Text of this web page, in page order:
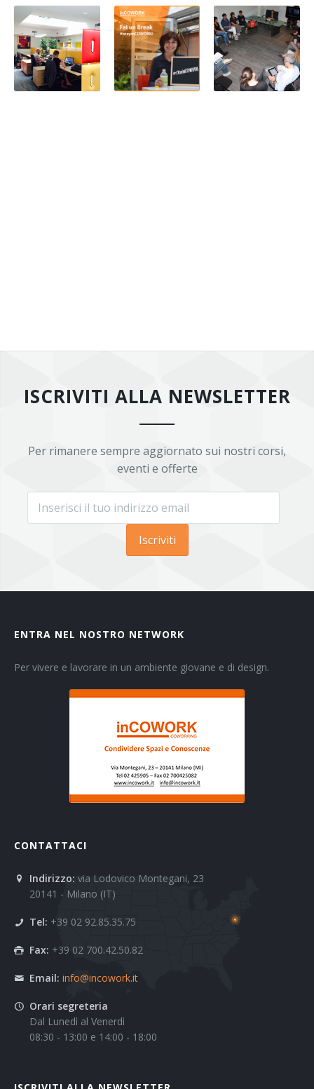
ISCRIVITI ALLA NEWSLETTER
Per rimanere sempre aggiornato sui nostri corsi,
eventi e offerte
Iscriviti
ENTRA NEL NOSTRO NETWORK
Per vivere e lavorare in un ambiente giovane e di design.
CONTATTACI
Indirizzo: via Lodovico Montegani, 23
20141 - Milano (IT)
Tel: +39 02 92.85.35.75
Fax: +39 02 700.42.50.82
Email: info@incowork.it
Orari segreteria
Dal Lunedì al Venerdì
08:30 - 13:00 e 14:00 - 18:00